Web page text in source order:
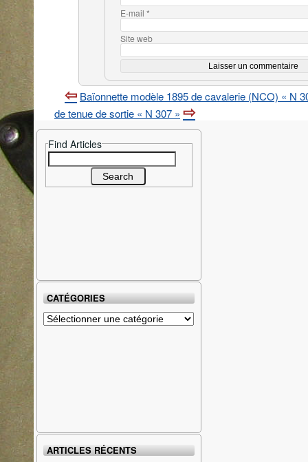
E-mail*
Site web
Baïonnette modèle 1895 de cavalerie (NCO) « N
de tenue de sortie « N 307 »
Find Articles
Search
for:
CATÉGORIES
Catégories
ARTICLES RÉCENTS